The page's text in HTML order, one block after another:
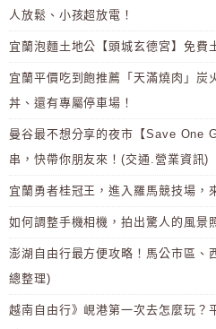
人放鬆、小孩超放電！
宜蘭泡麵土地公【頭城玄德宮】免費
宜蘭平價吃到飽推薦「天滿燒肉」炭
丼、還有專屬停車場！
曼谷最不想分享的夜市【Save One
串，快帶你朋友來！(交通.營業資訊)
宜蘭勇者桂冠王，進入羅馬競技場，
如何調整手機相機，拍出驚人的風景
澎湖自由行最方便攻略！馬公市區、
總整理)
越南自由行》峴港第一次去怎麼玩？